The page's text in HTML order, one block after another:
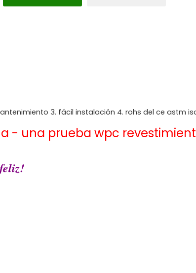
3. fácil instalación 4. rohs del ce astm
- una prueba wpc